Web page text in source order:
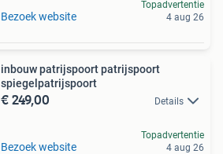
Bezoek website
Topadvertentie
4 aug 26
inbouw patrijspoort patrijspoort
spiegelpatrijspoort
€ 249,00 Details
Bezoek website
Topadvertentie
4 aug 26